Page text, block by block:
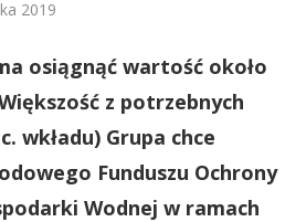
2019
osiągnąć wartość około
z potrzebnych
wkładu) Grupa chce
Funduszu Ochrony
Wodnej w ramach